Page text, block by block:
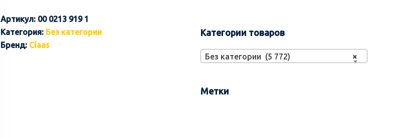
Артикул: 00 0213 919 1
Категория: Без категории
Бренд: Claas
Категории товаров
×
Без категории (5 772)
Метки